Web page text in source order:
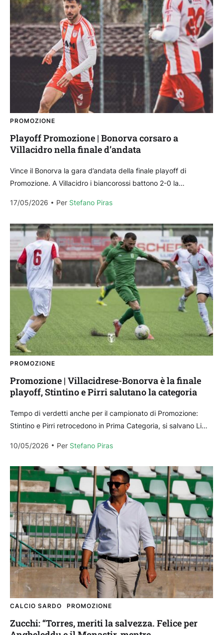
PROMOZIONE
Playoff Promozione | Bonorva corsaro a
Villacidro nella finale d’andata
Vince il Bonorva la gara d’andata della finale playoff di
Promozione. A Villacidro i biancorossi battono 2-0 la
17/05/2026
Per Stefano Piras
PROMOZIONE
Promozione | Villacidrese-Bonorva è la finale
playoff, Stintino e Pirri salutano la categoria
Tempo di verdetti anche per il campionato di Promozione:
Stintino e Pirri retrocedono in Prima Categoria, si salvano Li
10/05/2026
Per Stefano Piras
CALCIO SARDO PROMOZIONE
Zucchi: “Torres, meriti la salvezza. Felice per